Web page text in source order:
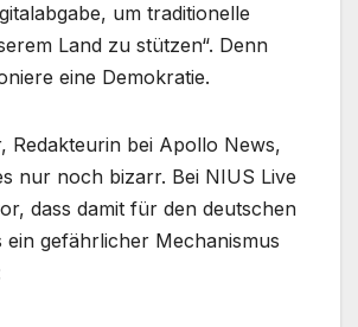
um traditionelle
Land zu stützen“. Denn
eine Demokratie.
Redakteurin bei Apollo News,
nur noch bizarr. Bei NIUS Live
dass damit für den deutschen
gefährlicher Mechanismus